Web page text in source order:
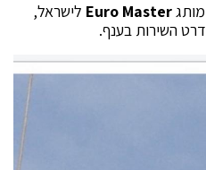
Euro Master לישראל,
השירות בענף.